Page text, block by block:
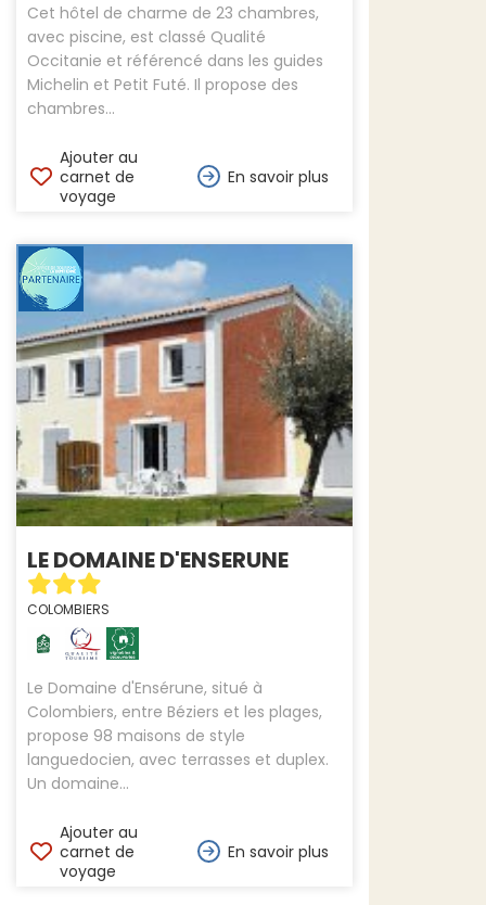
Cet hôtel de charme de 23 chambres,
avec piscine, est classé Qualité
Occitanie et référencé dans les guides
Michelin et Petit Futé. Il propose des
chambres...
Ajouter au
carnet de
voyage
En savoir plus
LE DOMAINE D'ENSERUNE
COLOMBIERS
Le Domaine d'Ensérune, situé à
Colombiers, entre Béziers et les plages,
propose 98 maisons de style
languedocien, avec terrasses et duplex.
Un domaine...
Ajouter au
carnet de
voyage
En savoir plus